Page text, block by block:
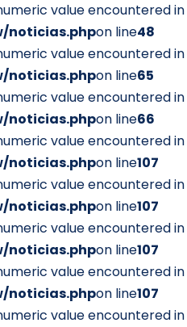
value encountered in
noticias.phpon line48
value encountered in
noticias.phpon line65
value encountered in
noticias.phpon line66
value encountered in
noticias.phpon line107
value encountered in
noticias.phpon line107
value encountered in
noticias.phpon line107
value encountered in
noticias.phpon line107
value encountered in